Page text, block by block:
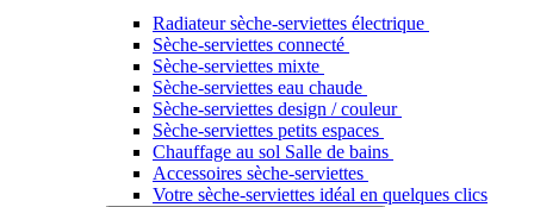
Radiateur sèche-serviettes électrique
Sèche-serviettes connecté
Sèche-serviettes mixte
Sèche-serviettes eau chaude
Sèche-serviettes design / couleur
Sèche-serviettes petits espaces
Chauffage au sol Salle de bains
Accessoires sèche-serviettes
Votre sèche-serviettes idéal en quelques clics